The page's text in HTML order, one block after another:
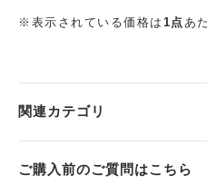
※表示されている価格は 1点あ
関連カテゴリ
ご購入前のご質問はこちら